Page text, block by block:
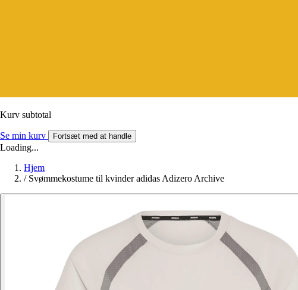
Kurv subtotal
Se min kurv Fortsæt med at handle
Loading...
Hjem
/ Svømmekostume til kvinder adidas Adizero Archive